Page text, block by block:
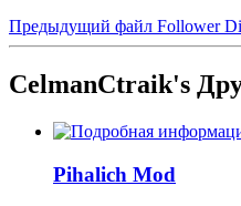
Предыдущий файл Follower
CelmanCtraik's
Pihalich Mod